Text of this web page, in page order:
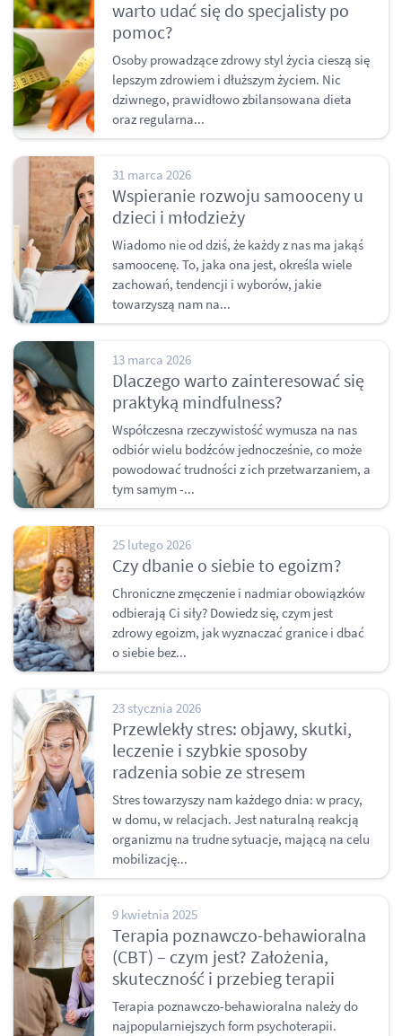
warto udać się do specjalisty po
pomoc?
Osoby prowadzące zdrowy styl życia cieszą się
lepszym zdrowiem i dłuższym życiem. Nic
dziwnego, prawidłowo zbilansowana dieta
oraz regularna...
31 marca 2026
Wspieranie rozwoju samooceny u
dzieci i młodzieży
Wiadomo nie od dziś, że każdy z nas ma jakąś
samoocenę. To, jaka ona jest, określa wiele
zachowań, tendencji i wyborów, jakie
towarzyszą nam na...
13 marca 2026
Dlaczego warto zainteresować się
praktyką mindfulness?
Współczesna rzeczywistość wymusza na nas
odbiór wielu bodźców jednocześnie, co może
powodować trudności z ich przetwarzaniem, a
tym samym -...
25 lutego 2026
Czy dbanie o siebie to egoizm?
Chroniczne zmęczenie i nadmiar obowiązków
odbierają Ci siły? Dowiedz się, czym jest
zdrowy egoizm, jak wyznaczać granice i dbać
o siebie bez...
23 stycznia 2026
Przewlekły stres: objawy, skutki,
leczenie i szybkie sposoby
radzenia sobie ze stresem
Stres towarzyszy nam każdego dnia: w pracy,
w domu, w relacjach. Jest naturalną reakcją
organizmu na trudne sytuacje, mającą na celu
mobilizację...
9 kwietnia 2025
Terapia poznawczo-behawioralna
(CBT) – czym jest? Założenia,
skuteczność i przebieg terapii
Terapia poznawczo-behawioralna należy do
najpopularniejszych form psychoterapii.